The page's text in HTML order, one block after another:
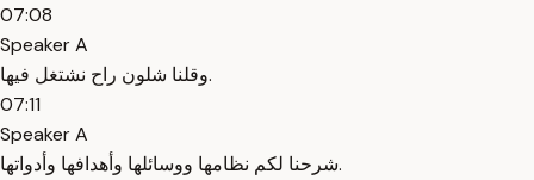
07:08
Speaker A
وقلنا شلون راح نشتغل فيها.
07:11
Speaker A
شرحنا لكم نظامها ووسائلها وأهدافها وأدواتها.